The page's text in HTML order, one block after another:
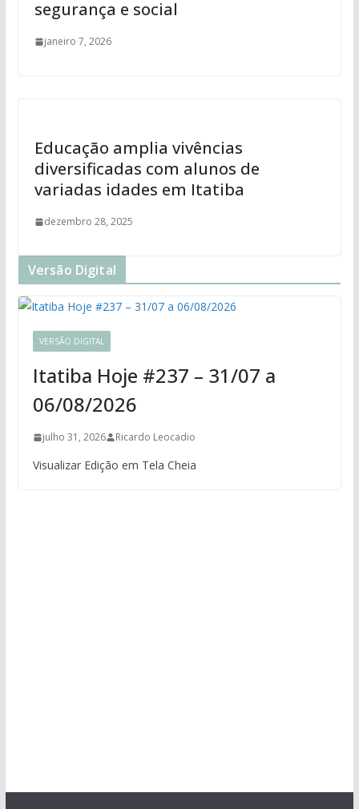
segurança e social
janeiro 7, 2026
Educação amplia vivências
diversificadas com alunos de
variadas idades em Itatiba
dezembro 28, 2025
Versão Digital
VERSÃO DIGITAL
Itatiba Hoje #237 – 31/07 a
06/08/2026
julho 31, 2026 Ricardo Leocadio
Visualizar Edição em Tela Cheia